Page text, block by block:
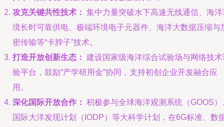
攻克关键共性技术： 集中力量突破水下高速无线通信、海洋
境长时可靠供电、极端环境电子元器件、海洋大数据压缩与
密传输等“卡脖子”技术。
打造开放创新生态： 建设国家级海洋综合试验场与网络技术
验平台，鼓励“产学研用金”协同，支持初创企业开发融合应
用。
深化国际开放合作： 积极参与全球海洋观测系统（GOOS）
国际大洋发现计划（IODP）等大科学计划，在6G标准、数